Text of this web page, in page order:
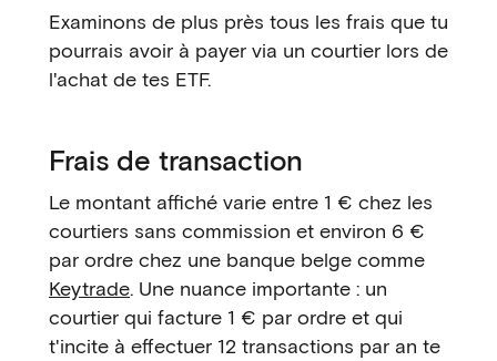
Examinons de plus près tous les frais que tu
pourrais avoir à payer via un courtier lors de
l'achat de tes ETF.
Frais de transaction
Le montant affiché varie entre 1 € chez les
courtiers sans commission et environ 6 €
par ordre chez une banque belge comme
Keytrade. Une nuance importante : un
courtier qui facture 1 € par ordre et qui
t'incite à effectuer 12 transactions par an te